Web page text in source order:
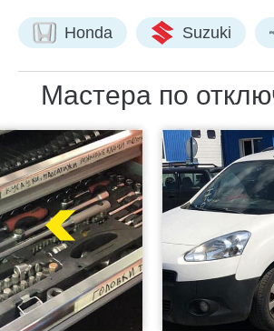
Honda Suzuki
Мастера по